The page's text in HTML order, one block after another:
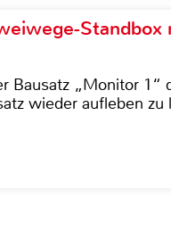
Bausatz „Monitor 1“
wieder aufleben zu